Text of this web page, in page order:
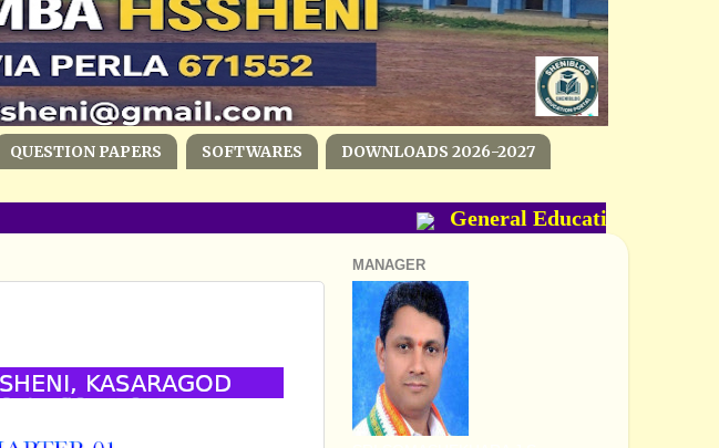
QUESTION PAPERS SOFTWARES DOWNLOADS 2026-2027
General Education
MANAGER